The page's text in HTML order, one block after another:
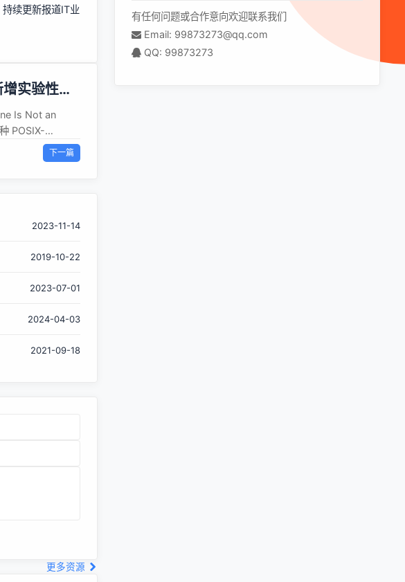
续更新报道IT业
实验性
Is Not an
POSIX-
及 BSD 等）上运
或者模拟器一样
程序。 主要变
系统调用接
用，该模式默认
看发布公告。
下一篇
2023-11-14
2019-10-22
2023-07-01
2024-04-03
2021-09-18
更多资源
有任何问题或合作意向欢迎联系我们
Email: 99873273@qq.com
QQ: 99873273